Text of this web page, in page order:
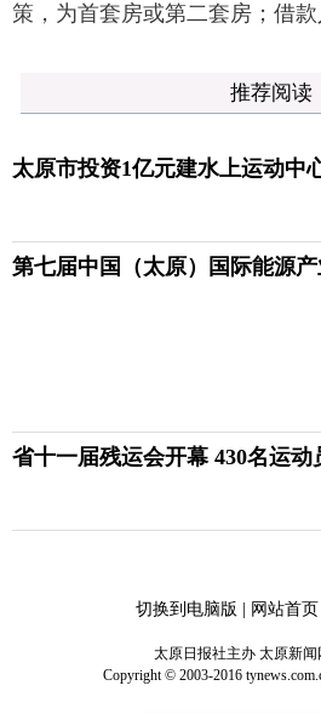
策，为首套房或第二套房；借款
推荐阅读
太原市投资1亿元建水上运动中
第七届中国（太原）国际能源
省十一届残运会开幕 430名运
切换到电脑版 | 网站首页
太原日报社主办 太原新
Copyright © 2003-2016